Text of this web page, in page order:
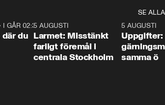
SE ALLA
1:06
I GÅR 02:30
du
0:35
5 AUGUSTI
Larmet: Misstänkt
farligt föremål i
centrala Stockholm
5 AUGUSTI
Uppgifter:
samma ö